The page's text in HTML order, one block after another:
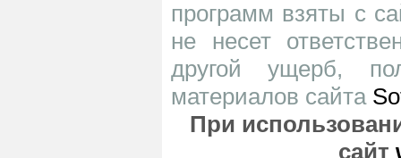
программ взяты с
не несет
другой ущерб,
материалов сайта
При
сайт